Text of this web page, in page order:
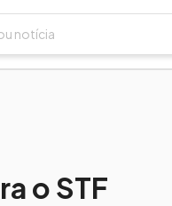
o STF